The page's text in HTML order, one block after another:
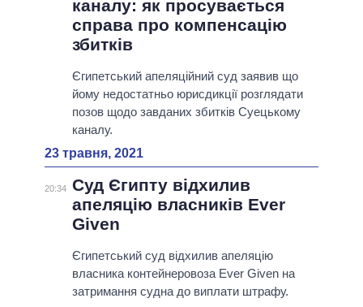
каналу: як просувається
справа про компенсацію
збитків
Єгипетський апеляційний суд заявив що
йому недостатньо юрисдикції розглядати
позов щодо завданих збитків Суецькому
каналу.
23 травня, 2021
20:34 Суд Єгипту відхилив
апеляцію власників Ever
Given
Єгипетський суд відхилив апеляцію
власника контейнеровоза Ever Given на
затримання судна до виплати штрафу.